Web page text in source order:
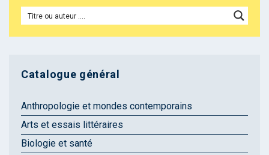
Catalogue général
Anthropologie et mondes contemporains
Arts et essais littéraires
Biologie et santé